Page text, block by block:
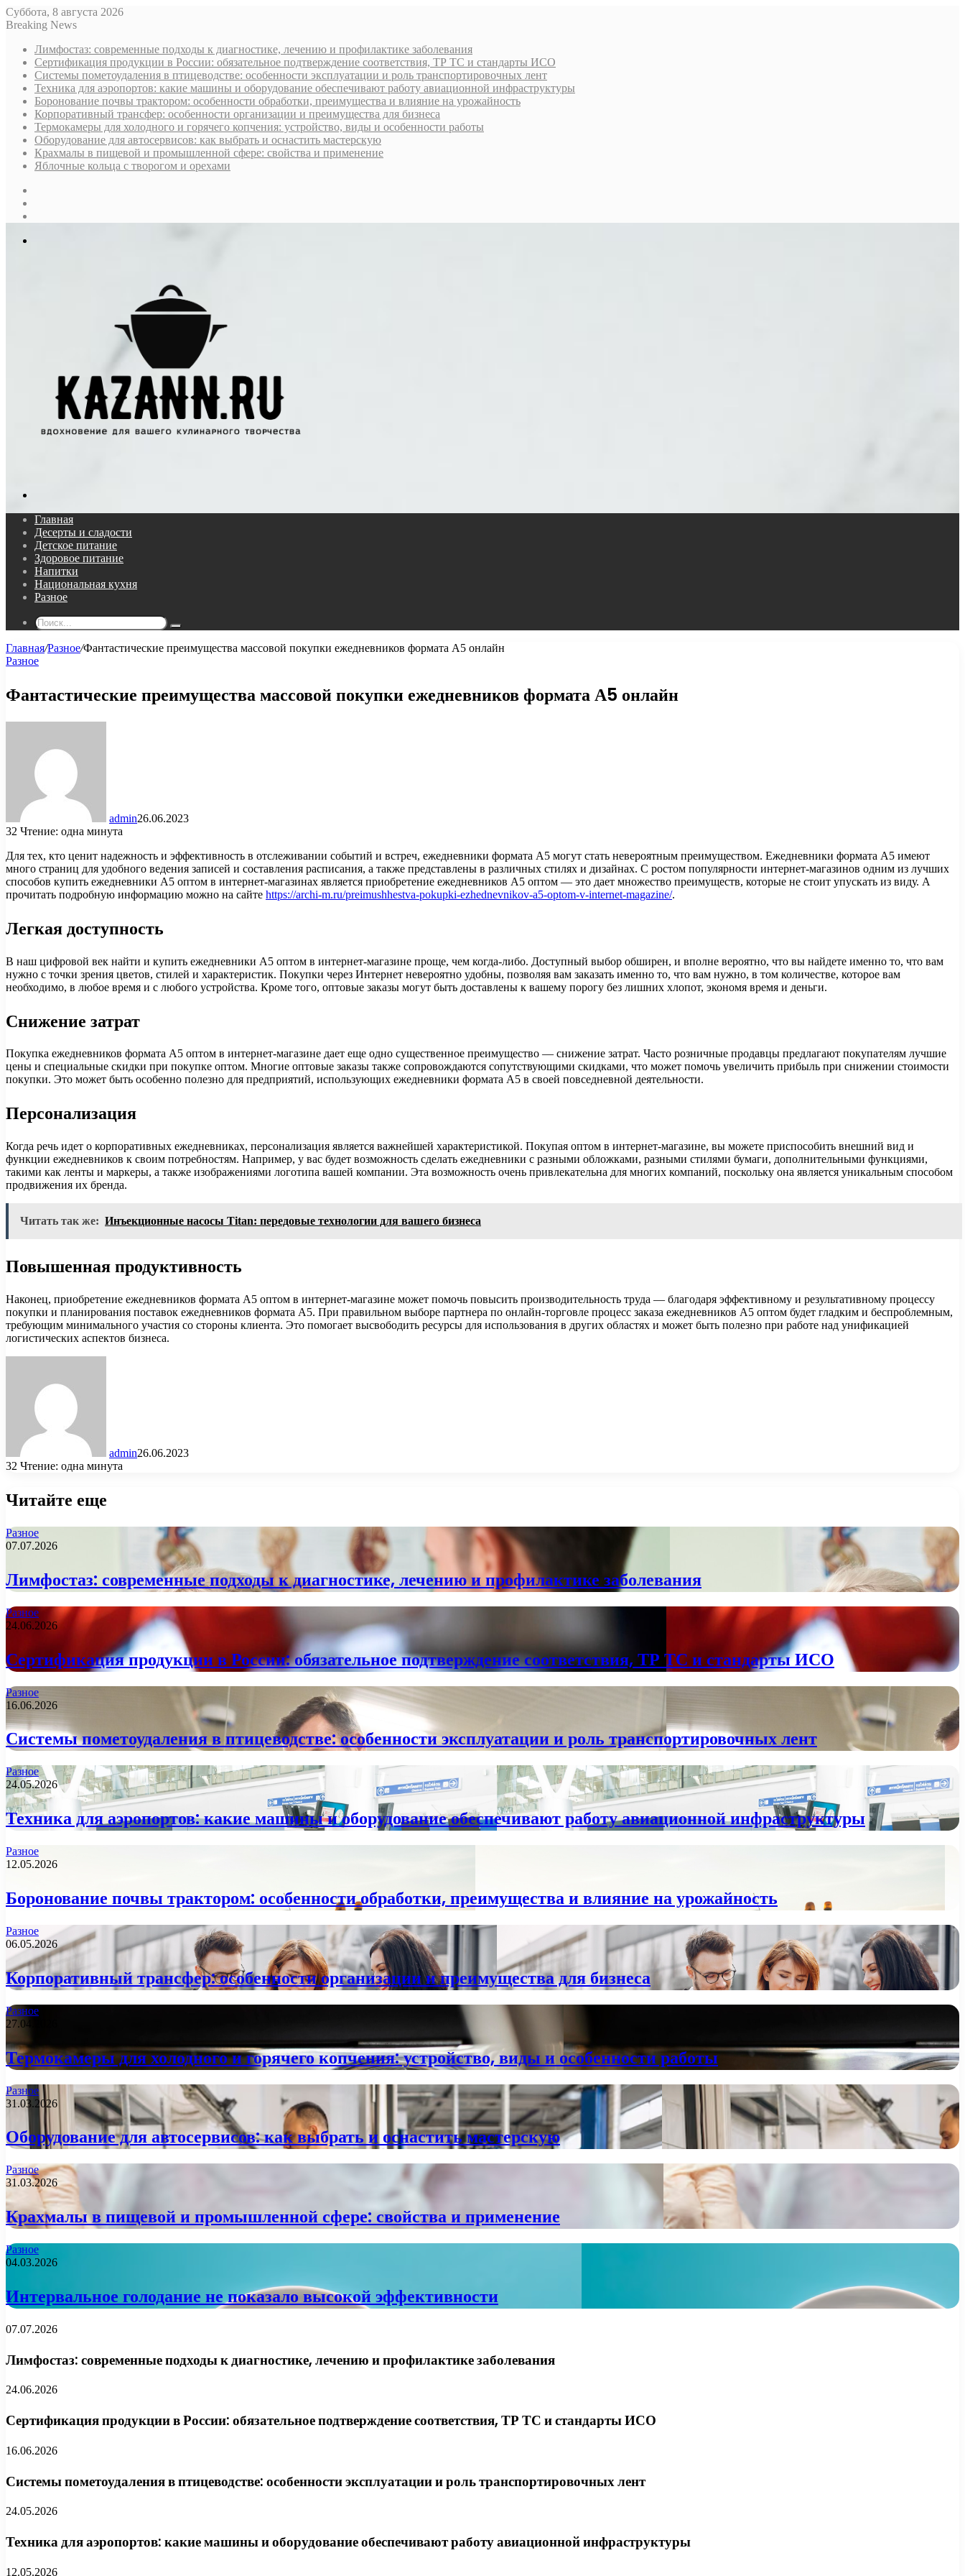
Суббота, 8 августа 2026
Breaking News
Лимфостаз: современные подходы к диагностике, лечению и профилактике заболевания
Сертификация продукции в России: обязательное подтверждение соответствия, ТР ТС и стандарты ИСО
Системы пометоудаления в птицеводстве: особенности эксплуатации и роль транспортировочных лент
Техника для аэропортов: какие машины и оборудование обеспечивают работу авиационной инфраструктуры
Боронование почвы трактором: особенности обработки, преимущества и влияние на урожайность
Корпоративный трансфер: особенности организации и преимущества для бизнеса
Термокамеры для холодного и горячего копчения: устройство, виды и особенности работы
Оборудование для автосервисов: как выбрать и оснастить мастерскую
Крахмалы в пищевой и промышленной сфере: свойства и применение
Яблочные кольца с творогом и орехами
Главная
Десерты и сладости
Детское питание
Здоровое питание
Напитки
Национальная кухня
Разное
Поиск...
Главная/Разное/Фантастические преимущества массовой покупки ежедневников формата А5 онлайн
Разное
Фантастические преимущества массовой покупки ежедневников формата А5 онлайн
admin26.06.2023
32 Чтение: одна минута
Для тех, кто ценит надежность и эффективность в отслеживании событий и встреч, ежедневники формата А5 могут стать невероятным преимуществом. Ежедневники формата А5 имеют
много страниц для удобного ведения записей и составления расписания, а также представлены в различных стилях и дизайнах. С ростом популярности интернет-магазинов одним из лучших
способов купить ежедневники А5 оптом в интернет-магазинах является приобретение ежедневников А5 оптом — это дает множество преимуществ, которые не стоит упускать из виду. А
прочитать подробную информацию можно на сайте https://archi-m.ru/preimushhestva-pokupki-ezhednevnikov-a5-optom-v-internet-magazine/.
Легкая доступность
В наш цифровой век найти и купить ежедневники А5 оптом в интернет-магазине проще, чем когда-либо. Доступный выбор обширен, и вполне вероятно, что вы найдете именно то, что вам
нужно с точки зрения цветов, стилей и характеристик. Покупки через Интернет невероятно удобны, позволяя вам заказать именно то, что вам нужно, в том количестве, которое вам
необходимо, в любое время и с любого устройства. Кроме того, оптовые заказы могут быть доставлены к вашему порогу без лишних хлопот, экономя время и деньги.
Снижение затрат
Покупка ежедневников формата А5 оптом в интернет-магазине дает еще одно существенное преимущество — снижение затрат. Часто розничные продавцы предлагают покупателям лучшие
цены и специальные скидки при покупке оптом. Многие оптовые заказы также сопровождаются сопутствующими скидками, что может помочь увеличить прибыль при снижении стоимости
покупки. Это может быть особенно полезно для предприятий, использующих ежедневники формата А5 в своей повседневной деятельности.
Персонализация
Когда речь идет о корпоративных ежедневниках, персонализация является важнейшей характеристикой. Покупая оптом в интернет-магазине, вы можете приспособить внешний вид и
функции ежедневников к своим потребностям. Например, у вас будет возможность сделать ежедневники с разными обложками, разными стилями бумаги, дополнительными функциями,
такими как ленты и маркеры, а также изображениями логотипа вашей компании. Эта возможность очень привлекательна для многих компаний, поскольку она является уникальным способом
продвижения их бренда.
Читать так же: Инъекционные насосы Titan: передовые технологии для вашего бизнеса
Повышенная продуктивность
Наконец, приобретение ежедневников формата А5 оптом в интернет-магазине может помочь повысить производительность труда — благодаря эффективному и результативному процессу
покупки и планирования поставок ежедневников формата А5. При правильном выборе партнера по онлайн-торговле процесс заказа ежедневников А5 оптом будет гладким и беспроблемным,
требующим минимального участия со стороны клиента. Это помогает высвободить ресурсы для использования в других областях и может быть полезно при работе над унификацией
логистических аспектов бизнеса.
admin26.06.2023
32 Чтение: одна минута
Читайте еще
Разное
07.07.2026
Лимфостаз: современные подходы к диагностике, лечению и профилактике заболевания
Разное
24.06.2026
Сертификация продукции в России: обязательное подтверждение соответствия, ТР ТС и стандарты ИСО
Разное
16.06.2026
Системы пометоудаления в птицеводстве: особенности эксплуатации и роль транспортировочных лент
Разное
24.05.2026
Техника для аэропортов: какие машины и оборудование обеспечивают работу авиационной инфраструктуры
Разное
12.05.2026
Боронование почвы трактором: особенности обработки, преимущества и влияние на урожайность
Разное
06.05.2026
Корпоративный трансфер: особенности организации и преимущества для бизнеса
Разное
27.04.2026
Термокамеры для холодного и горячего копчения: устройство, виды и особенности работы
Разное
31.03.2026
Оборудование для автосервисов: как выбрать и оснастить мастерскую
Разное
31.03.2026
Крахмалы в пищевой и промышленной сфере: свойства и применение
Разное
04.03.2026
Интервальное голодание не показало высокой эффективности
07.07.2026
Лимфостаз: современные подходы к диагностике, лечению и профилактике заболевания
24.06.2026
Сертификация продукции в России: обязательное подтверждение соответствия, ТР ТС и стандарты ИСО
16.06.2026
Системы пометоудаления в птицеводстве: особенности эксплуатации и роль транспортировочных лент
24.05.2026
Техника для аэропортов: какие машины и оборудование обеспечивают работу авиационной инфраструктуры
12.05.2026